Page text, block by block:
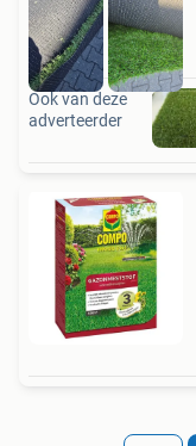
Ook van deze
adverteerder